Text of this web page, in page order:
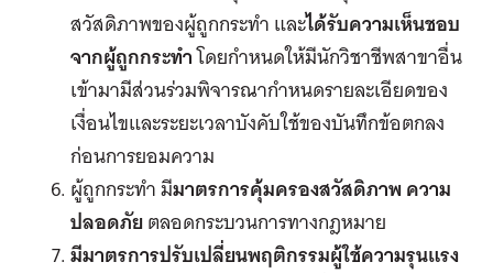
สวัสดิภาพของผู้ถูกกระทำและได้รับความเห็นชอบ
จากผู้ถูกกระทำโดยกำหนดให้มีนักวิชาชีพสาขาอื่น
เข้ามามีส่วนร่วมพิจารณากำหนดรายละเอียดของ
เงื่อนไขและระยะเวลาบังคับใช้ของบันทึกข้อตกลง
ก่อนการยอมความ
ผู้ถูกกระทำ มีมาตรการคุ้มครองสวัสดิภาพ ความ
ปลอดภัยตลอดกระบวนการทางกฎหมาย
มีมาตรการปรับเปลี่ยนพฤติกรรมผู้ใช้ความรุนแรง